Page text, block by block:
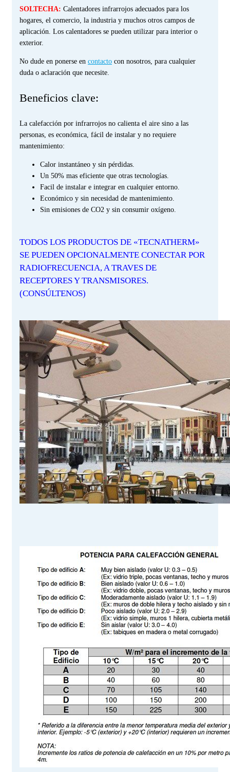
SOLTECHA: Calentadores infrarrojos adecuados para los
hogares, el comercio, la industria y muchos otros campos de
aplicación. Los calentadores se pueden utilizar para interior o
exterior.
No dude en ponerse en contacto con nosotros, para cualquier
duda o aclaración que necesite.
Beneficios clave:
La calefacción por infrarrojos no calienta el aire sino a las
personas, es económica, fácil de instalar y no requiere
mantenimiento:
Calor instantáneo y sin pérdidas.
Un 50% mas eficiente que otras tecnologías.
Facil de instalar e integrar en cualquier entorno.
Económico y sin necesidad de mantenimiento.
Sin emisiones de CO2 y sin consumir oxígeno.
TODOS LOS PRODUCTOS DE «TECNATHERM»
SE PUEDEN OPCIONALMENTE CONECTAR POR
RADIOFRECUENCIA, A TRAVES DE
RECEPTORES Y TRANSMISORES.
(CONSÚLTENOS)